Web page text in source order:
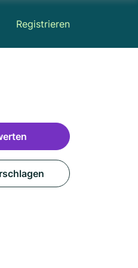
Registrieren